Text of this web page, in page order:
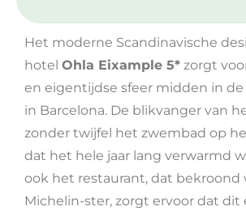
Het moderne Scandinavische
hotel Ohla Eixample 5* zorgt
en eigentijdse sfeer midden in
in Barcelona. De blikvanger van
zonder twijfel het zwembad op
dat het hele jaar lang verwarmd
ook het restaurant, dat bekroond
Michelin-ster, zorgt ervoor dat dit